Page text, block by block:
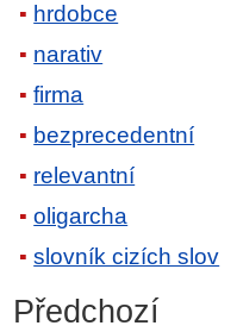
hrdobce
narativ
firma
bezprecedentní
relevantní
oligarcha
slovník cizích slov
Předchozí